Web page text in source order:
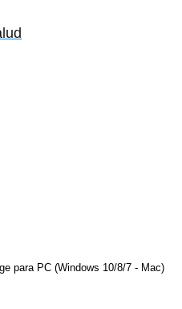
para PC (Windows 10/8/7 - Mac)